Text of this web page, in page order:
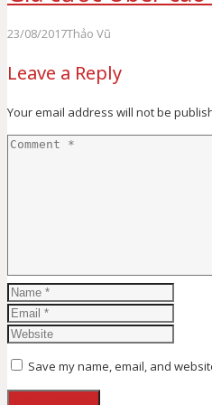
23/08/2017Thảo Vũ
Leave a Reply
Your email address will not be
Save my name, email, and